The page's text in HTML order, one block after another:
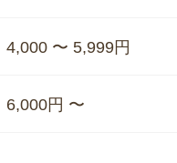
4,000 〜 5,999円
6,000円 〜